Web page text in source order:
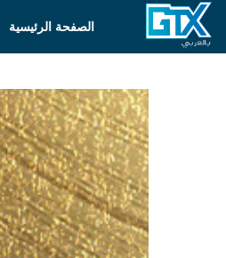
الصفحة الرئيسية